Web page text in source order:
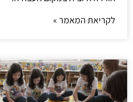
לקריאת המאמר »